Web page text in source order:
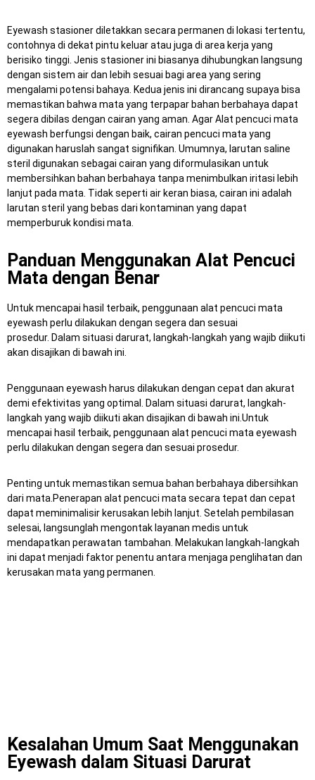
Eyewash stasioner diletakkan secara permanen di lokasi tertentu,
contohnya di dekat pintu keluar atau juga di area kerja yang
berisiko tinggi. Jenis stasioner ini biasanya dihubungkan langsung
dengan sistem air dan lebih sesuai bagi area yang sering
mengalami potensi bahaya. Kedua jenis ini dirancang supaya bisa
memastikan bahwa mata yang terpapar bahan berbahaya dapat
segera dibilas dengan cairan yang aman. Agar Alat pencuci mata
eyewash berfungsi dengan baik, cairan pencuci mata yang
digunakan haruslah sangat signifikan. Umumnya, larutan saline
steril digunakan sebagai cairan yang diformulasikan untuk
membersihkan bahan berbahaya tanpa menimbulkan iritasi lebih
lanjut pada mata. Tidak seperti air keran biasa, cairan ini adalah
larutan steril yang bebas dari kontaminan yang dapat
memperburuk kondisi mata.
Panduan Menggunakan Alat Pencuci
Mata dengan Benar
Untuk mencapai hasil terbaik, penggunaan alat pencuci mata
eyewash perlu dilakukan dengan segera dan sesuai
prosedur. Dalam situasi darurat, langkah-langkah yang wajib diikuti
akan disajikan di bawah ini.
Penggunaan eyewash harus dilakukan dengan cepat dan akurat
demi efektivitas yang optimal.
Dalam situasi darurat, langkah-
langkah yang wajib diikuti akan disajikan di bawah ini.Untuk
mencapai hasil terbaik, penggunaan alat pencuci mata eyewash
perlu dilakukan dengan segera dan sesuai prosedur.
Penting untuk memastikan semua bahan berbahaya dibersihkan
dari mata. Penerapan alat pencuci mata secara tepat dan cepat
dapat meminimalisir kerusakan lebih lanjut. Setelah pembilasan
selesai, langsunglah mengontak layanan medis untuk
mendapatkan perawatan tambahan. Melakukan langkah-langkah
ini dapat menjadi faktor penentu antara menjaga penglihatan dan
kerusakan mata yang permanen.
Kesalahan Umum Saat Menggunakan
Eyewash dalam Situasi Darurat